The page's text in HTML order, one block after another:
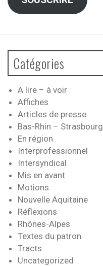
Catégories
A lire – à voir
Affiches
Articles de presse
Bas-Rhin – Strasbourg
En région
Interprofessionnel
Intersyndical
Mis en avant
Motions
Nouvelle Aquitaine
Réflexions
Rhônes-Alpes
Textes du patron
Tracts
Uncategorized